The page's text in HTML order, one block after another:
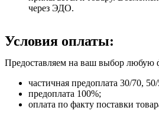
через ЭДО.
Условия оплаты:
Предоставляем на ваш выбор любую
частичная предоплата 30/70,
предоплата 100%;
оплата по факту поставки